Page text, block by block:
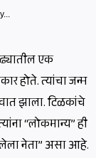
एक
होते. त्यांचा जन्म
झाला. टिळकांचे
“लोकमान्य” ही
नेता” असा आहे.